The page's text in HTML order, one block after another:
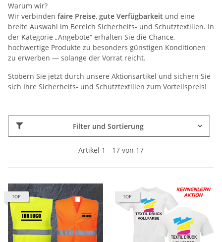
Warum wir?
Wir verbinden faire Preise, gute Verfügbarkeit und eine
breite Auswahl im Bereich Sicherheits- und Schutztextilien. In
der Kategorie „Angebote“ erhalten Sie die Chance,
hochwertige Produkte zu besonders günstigen Konditionen
zu erwerben — solange der Vorrat reicht.
Stöbern Sie jetzt durch unsere Aktionsartikel und sichern Sie
sich Ihre Sicherheits- und Schutztextilien zum Vorteilspreis!
Filter und Sortierung
Artikel 1 - 17 von 17
TOP TOP